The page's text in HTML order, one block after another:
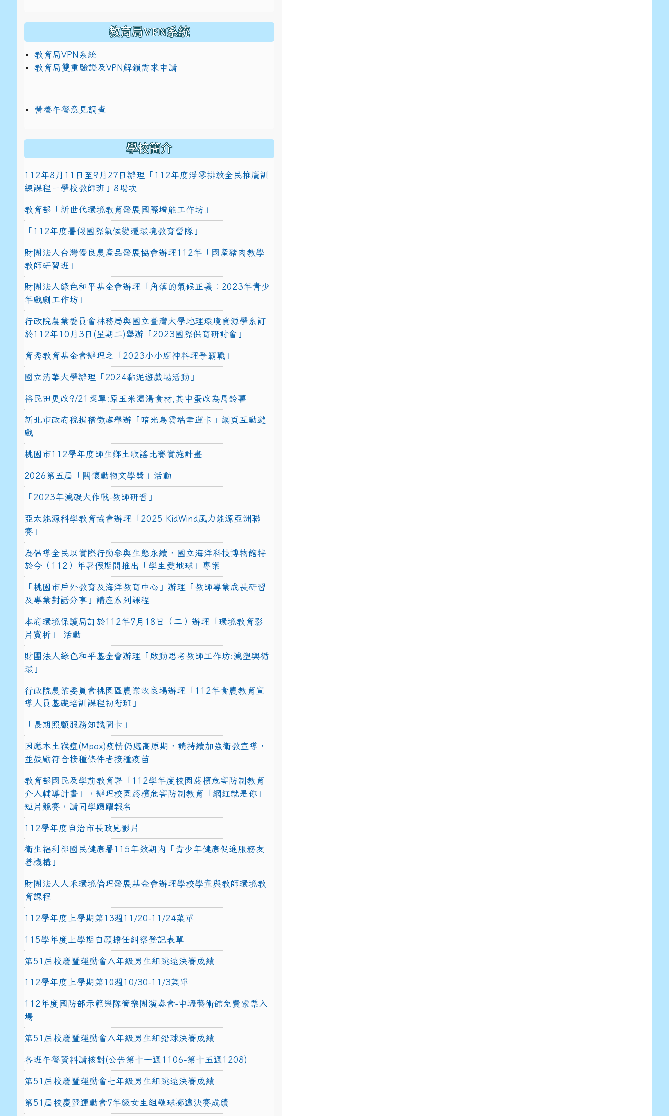
教育局VPN系統
教育局VPN系統
教育局雙重驗證及VPN解鎖需求申請
營養午餐意見調查
學校簡介
112年8月11日至9月27日辦理「112年度淨零排放全民推廣訓
練課程－學校教師班」8場次
教育部「新世代環境教育發展國際增能工作坊」
「112年度暑假國際氣候變遷環境教育營隊」
財團法人台灣優良農產品發展協會辦理112年「國產豬肉教學
教師研習班」
財團法人綠色和平基金會辦理「角落的氣候正義：2023年青少
年戲劇工作坊」
行政院農業委員會林務局與國立臺灣大學地理環境資源學系訂
於112年10月3日(星期二)舉辦「2023國際保育研討會」
育秀教育基金會辦理之「2023小小廚神料理爭霸戰」
國立清華大學辦理「2024黏泥遊戲場活動」
裕民田更改9/21菜單:原玉米濃湯食材,其中蛋改為馬鈴薯
新北市政府稅捐稽徵處舉辦「暗光鳥雲端幸運卡」網頁互動遊
戲
桃園市112學年度師生鄉土歌謠比賽實施計畫
2026第五屆「關懷動物文學獎」活動
「2023年減碳大作戰-教師研習」
亞太能源科學教育協會辦理「2025 KidWind風力能源亞洲聯
賽」
為倡導全民以實際行動參與生態永續，國立海洋科技博物館特
於今（112）年暑假期間推出「學生愛地球」專案
「桃園市戶外教育及海洋教育中心」辦理「教師專業成長研習
及專業對話分享」講座系列課程
本府環境保護局訂於112年7月18日（二）辦理「環境教育影
片賞析」 活動
財團法人綠色和平基金會辦理「啟動思考教師工作坊:減塑與循
環」
行政院農業委員會桃園區農業改良場辦理「112年食農教育宣
導人員基礎培訓課程初階班」
「長期照顧服務知識圖卡」
因應本土猴痘(Mpox)疫情仍處高原期，請持續加強衛教宣導，
並鼓勵符合接種條件者接種疫苗
教育部國民及學前教育署「112學年度校園菸檳危害防制教育
介入輔導計畫」，辦理校園菸檳危害防制教育「網紅就是你」
短片競賽，請同學踴躍報名
112學年度自治市長政見影片
衛生福利部國民健康署115年效期內「青少年健康促進服務友
善機構」
財團法人人禾環境倫理發展基金會辦理學校學童與教師環境教
育課程
112學年度上學期第13週11/20-11/24菜單
115學年度上學期自願擔任糾察登記表單
第51屆校慶暨運動會八年級男生組跳遠決賽成績
112學年度上學期第10週10/30-11/3菜單
112年度國防部示範樂隊管樂團演奏會-中壢藝術館免費索票入
場
第51屆校慶暨運動會八年級男生組鉛球決賽成績
各班午餐資料請核對(公告第十一週1106-第十五週1208)
第51屆校慶暨運動會七年級男生組跳遠決賽成績
第51屆校慶暨運動會7年級女生組壘球擲遠決賽成績